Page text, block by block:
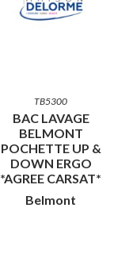
TB5300
BAC LAVAGE
BELMONT
POCHETTE UP &
DOWN ERGO
*AGREE CARSAT*
Belmont